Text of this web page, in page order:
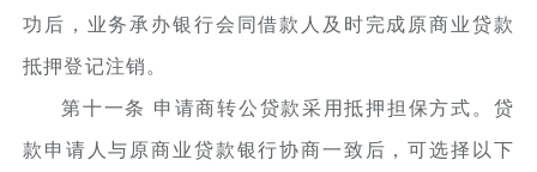
功后，业务承办银行会同借款人及时完成原商业贷款
抵押登记注销。
第十一条 申请商转公贷款采用抵押担保方式。贷
款申请人与原商业贷款银行协商一致后，可选择以下